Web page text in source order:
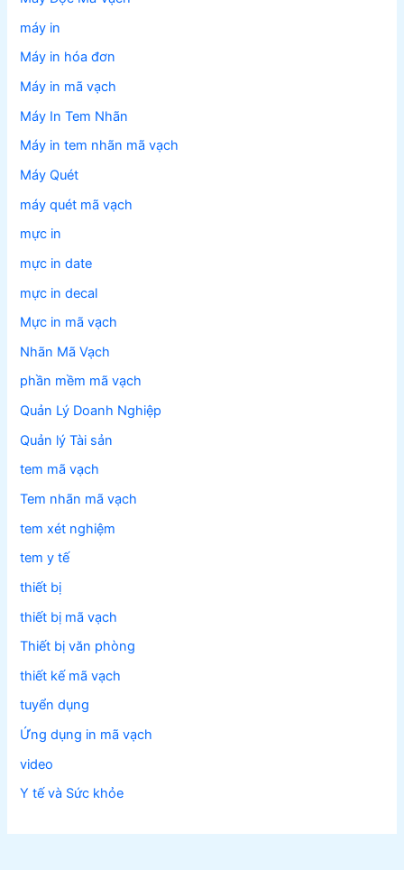
máy in
Máy in hóa đơn
Máy in mã vạch
Máy In Tem Nhãn
Máy in tem nhãn mã vạch
Máy Quét
máy quét mã vạch
mực in
mực in date
mực in decal
Mực in mã vạch
Nhãn Mã Vạch
phần mềm mã vạch
Quản Lý Doanh Nghiệp
Quản lý Tài sản
tem mã vạch
Tem nhãn mã vạch
tem xét nghiệm
tem y tế
thiết bị
thiết bị mã vạch
Thiết bị văn phòng
thiết kế mã vạch
tuyển dụng
Ứng dụng in mã vạch
video
Y tế và Sức khỏe